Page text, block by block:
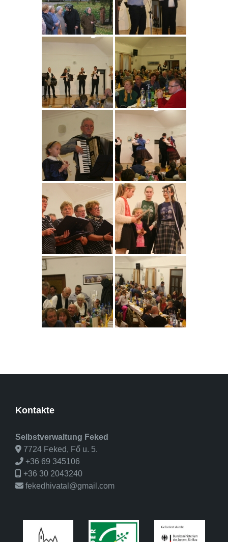
Kontakte
Selbstverwaltung Feked
7724 Feked, Fő u. 5.
+36 69 345106
+36 30 2043240
fekedhivatal@gmail.com